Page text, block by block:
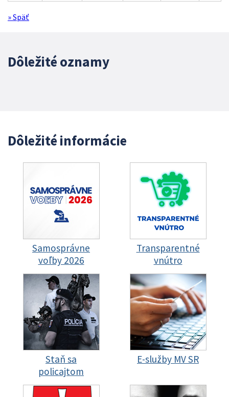
» Späť
Dôležité oznamy
Dôležité informácie
Samosprávne
voľby 2026
Transparentné
vnútro
Staň sa
policajtom
E-služby MV SR